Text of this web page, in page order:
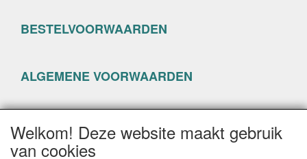
BESTELVOORWAARDEN
ALGEMENE VOORWAARDEN
PRIVACYVERKLARING
Welkom! Deze website maakt gebruik
van cookies